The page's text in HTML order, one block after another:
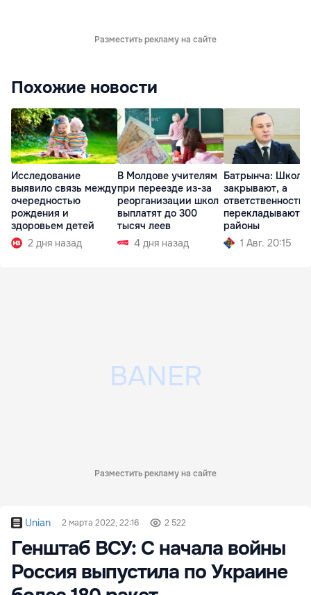
Разместить рекламу на сайте
Похожие новости
Исследование
выявило связь между
очередностью
рождения и
здоровьем детей
2 дня назад
В Молдове учителям
при переезде из-за
реорганизации школ
выплатят до 300
тысяч леев
4 дня назад
Батрынча: Школы
закрывают, а
ответственность
перекладывают
районы
1 Авг. 20:15
Разместить рекламу на сайте
Unian 2 марта 2022, 22:16 2 522
Генштаб ВСУ: С начала войны
Россия выпустила по Украине